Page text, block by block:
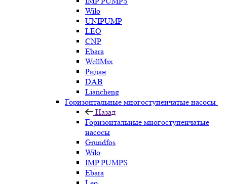
Wilo
UNIPUMP
LEO
CNP
Ebara
WellMix
Ридан
DAB
Liancheng
Горизонтальные многоступенчатые насосы
Назад
Горизонтальные многоступенчатые
насосы
Grundfos
Wilo
IMP PUMPS
Ebara